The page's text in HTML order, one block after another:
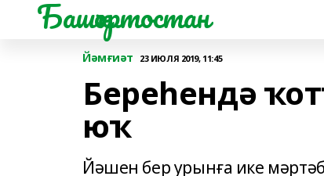
Башҡортостан
Йәмғиәт 23 ИЮЛЯ 2019, 11:45
Береһендә
юҡ
Йәшен бер урынға ике